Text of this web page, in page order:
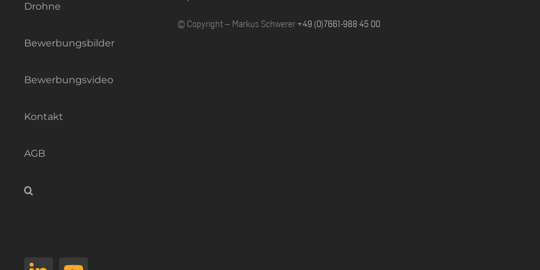
Drohne
Bewerbungsbilder
Bewerbungsvideo
Kontakt
AGB
© Copyright – Markus Schwerer +49 (0)7661-988 45 00